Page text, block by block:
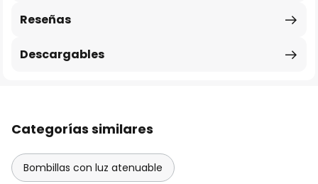
Reseñas
Descargables
Categorías similares
Bombillas con luz atenuable